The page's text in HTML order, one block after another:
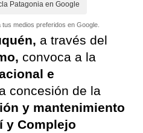
Patagonia en Google
medios preferidos en Google.
a través del
convoca a la
e
concesión de la
y mantenimiento
y Complejo